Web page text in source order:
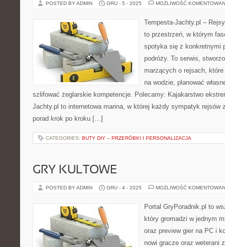
POSTED BY ADMIN GRU - 5 - 2025 MOŻLIWOŚĆ
Tempesta-Jachty.pl –
to przestrzeń, w którym
spotyka się z konkretnymi
podróży. To serwis,
marzących o rejsach,
na wodzie, planować
szlifować żeglarskie kompetencje. Polecamy: Kajakarstwo
Jachty.pl to internetowa marina, w której każdy sympatyk rejsów
porad krok po kroku […]
CATEGORIES: BUTY DIY – PRZERÓBKI I PERSONALIZACJA
GRY KULTOWE
POSTED BY ADMIN GRU - 4 - 2025 MOŻLIWOŚĆ
Portal GryPoradnik.pl to
który gromadzi w jednym
oraz preview gier na PC i
nowi gracze oraz weterani